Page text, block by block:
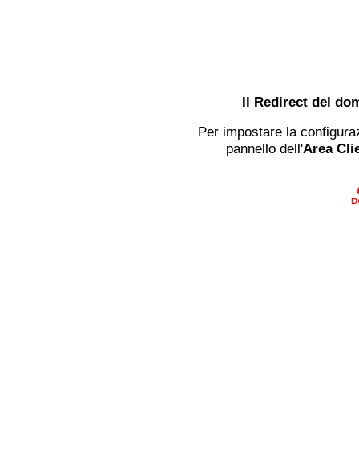
Il Redirect del
Per impostare la
pannello dell'Area